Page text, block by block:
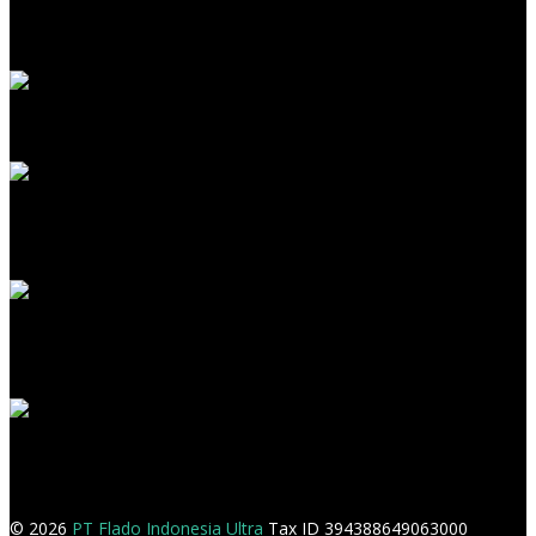
© 2026 PT Flado Indonesia Ultra Tax ID 394388649063000